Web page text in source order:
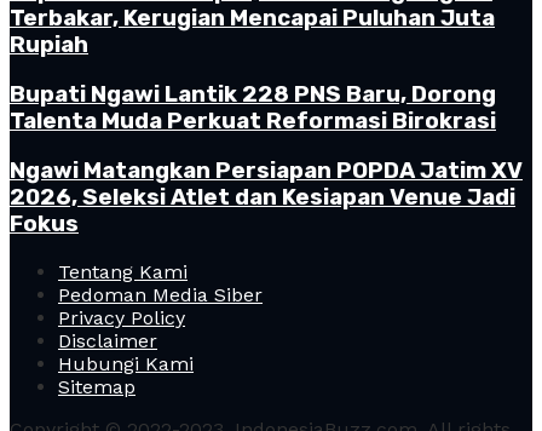
Terbakar, Kerugian Mencapai Puluhan Juta
Rupiah
Bupati Ngawi Lantik 228 PNS Baru, Dorong
Talenta Muda Perkuat Reformasi Birokrasi
Ngawi Matangkan Persiapan POPDA Jatim XV
2026, Seleksi Atlet dan Kesiapan Venue Jadi
Fokus
Tentang Kami
Pedoman Media Siber
Privacy Policy
Disclaimer
Hubungi Kami
Sitemap